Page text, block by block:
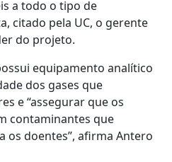
a todo o tipo de
citado pela UC, o gerente
do projeto.
equipamento analítico
dos gases que
e “assegurar que os
contaminantes que
os doentes”, afirma Antero